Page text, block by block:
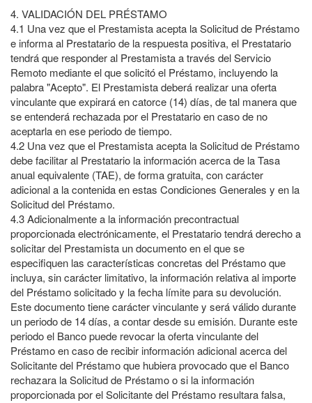
4. VALIDACIÓN DEL PRÉSTAMO
4.1 Una vez que el Prestamista acepta la Solicitud de Préstamo
e informa al Prestatario de la respuesta positiva, el Prestatario
tendrá que responder al Prestamista a través del Servicio
Remoto mediante el que solicitó el Préstamo, incluyendo la
palabra "Acepto". El Prestamista deberá realizar una oferta
vinculante que expirará en catorce (14) días, de tal manera que
se entenderá rechazada por el Prestatario en caso de no
aceptarla en ese periodo de tiempo.
4.2 Una vez que el Prestamista acepta la Solicitud de Préstamo
debe facilitar al Prestatario la información acerca de la Tasa
anual equivalente (TAE), de forma gratuita, con carácter
adicional a la contenida en estas Condiciones Generales y en la
Solicitud del Préstamo.
4.3Adicionalmente a la información precontractual
proporcionada electrónicamente, el Prestatario tendrá derecho a
solicitar del Prestamista un documento en el que se
especifiquen las características concretas del Préstamo que
incluya, sin carácter limitativo, la información relativa al importe
del Préstamo solicitado y la fecha límite para su devolución.
Este documento tiene carácter vinculante y será válido durante
un periodo de 14 días, a contar desde su emisión. Durante este
periodo el Banco puede revocar la oferta vinculante del
Préstamo en caso de recibir información adicional acerca del
Solicitante del Préstamo que hubiera provocado que el Banco
rechazara la Solicitud de Préstamo o si la información
proporcionada por el Solicitante del Préstamo resultara falsa,